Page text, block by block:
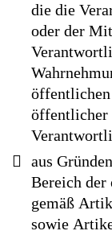
die die
oder der
öffentlichen
öffentlicher
aus
Bereich der
gemäß
sowie